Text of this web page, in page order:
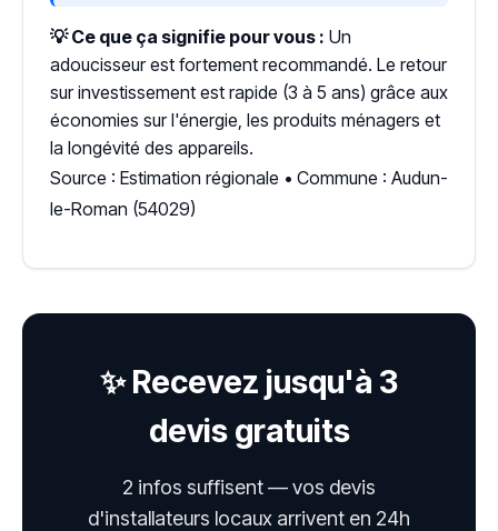
💡 Ce que ça signifie pour vous : Un
adoucisseur est fortement recommandé. Le retour
sur investissement est rapide (3 à 5 ans) grâce aux
économies sur l'énergie, les produits ménagers et
la longévité des appareils.
Source : Estimation régionale • Commune : Audun-
le-Roman (54029)
✨ Recevez jusqu'à 3
devis gratuits
2 infos suffisent — vos devis
d'installateurs locaux arrivent en 24h